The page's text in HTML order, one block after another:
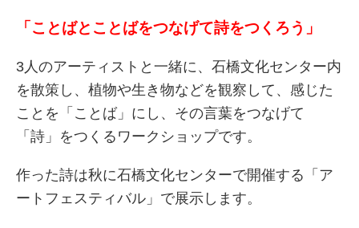
「ことばとことばをつなげて詩をつくろう」
3人のアーティストと一緒に、石橋文化センター内
を散策し、植物や生き物などを観察して、感じた
ことを「ことば」にし、その言葉をつなげて
「詩」をつくるワークショップです。
作った詩は秋に石橋文化センターで開催する「ア
ートフェスティバル」で展示します。